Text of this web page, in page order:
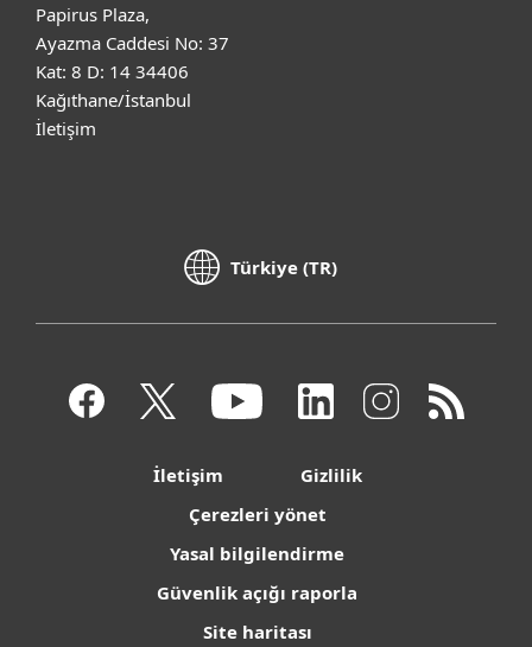
Papirus Plaza,
Ayazma Caddesi No: 37
Kat: 8 D: 14 34406
Kağıthane/İstanbul
İletişim
Türkiye (TR)
İletişim
Gizlilik
Çerezleri yönet
Yasal bilgilendirme
Güvenlik açığı raporla
Site haritası